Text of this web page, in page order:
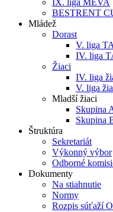
IX. liga MEVA
BESTRENT
Mládež
Dorast
V. liga
IV. liga
Žiaci
IV. liga
V. liga
Mladší žiaci
Skupina
Skupina
Štruktúra
Sekretariát
Výkonný výbor
Odborné
Dokumenty
Na stiahnutie
Normy
Rozpis súťaží